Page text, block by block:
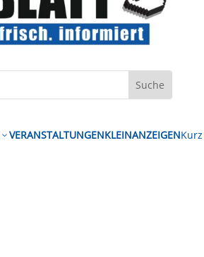
3 VERANSTALTUNGENKLEINANZEIGEN